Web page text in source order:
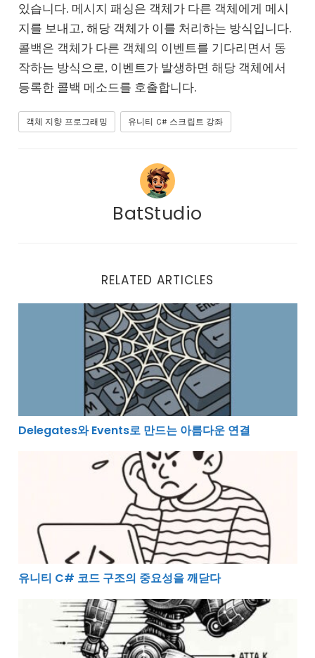
있습니다. 메시지 패싱은 객체가 다른 객체에게 메시
지를 보내고, 해당 객체가 이를 처리하는 방식입니다.
콜백은 객체가 다른 객체의 이벤트를 기다리면서 동
작하는 방식으로, 이벤트가 발생하면 해당 객체에서
등록한 콜백 메소드를 호출합니다.
객체 지향 프로그래밍 유니티 C# 스크립트 강좌
BatStudio
RELATED ARTICLES
Delegates와 Events로 만드는 아름다운 연결
Delegates와 Events로 만드는 아름다운 연결
유니티 C# 코드 구조의 중요성을 깨닫다
유니티 C# 코드 구조의 중요성을 깨닫다
유니티 게임 개발에서의 FSM(Finite State Machine) 개